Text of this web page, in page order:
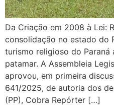
Da Criação em 2008 à Lei:
consolidação no estado do
turismo religioso do Paraná
patamar. A Assembleia
aprovou, em primeira
641/2025, de autoria dos
(PP), Cobra Repórter […]